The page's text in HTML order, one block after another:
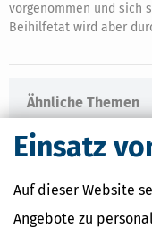
Einsatz
Auf dieser Website
Angebote zu
vorgenommen und sich
Beihilfetat wird aber
Ähnliche Themen
Krankheit,
Verwandte
Care Arbeit